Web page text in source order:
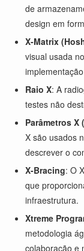
de
design em
X-Matrix
visual usada
Raio X: A
testes não
Parâmetros
X são usados
descrever o
X-Bracing: O
que
infraestrutura.
Xtreme
metodologia
colaboração e